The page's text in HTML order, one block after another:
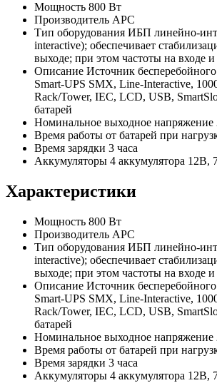
Мощность 800 Вт
Производитель APC
Тип оборудования ИБП линейно-
interactive); обеспечивает
выходе; при этом частоты на входе
Описание Источник
Smart-UPS SMX, Line-Interactive,
Rack/Tower, IEC, LCD, USB,
батарей
Номинальное выходное напряжение
Время работы от батарей при
Время зарядки 3 часа
Аккумуляторы 4 аккумулятора 12В,
Характеристики
Мощность 800 Вт
Производитель APC
Тип оборудования ИБП линейно-
interactive); обеспечивает
выходе; при этом частоты на входе
Описание Источник
Smart-UPS SMX, Line-Interactive,
Rack/Tower, IEC, LCD, USB,
батарей
Номинальное выходное напряжение
Время работы от батарей при
Время зарядки 3 часа
Аккумуляторы 4 аккумулятора 12В,